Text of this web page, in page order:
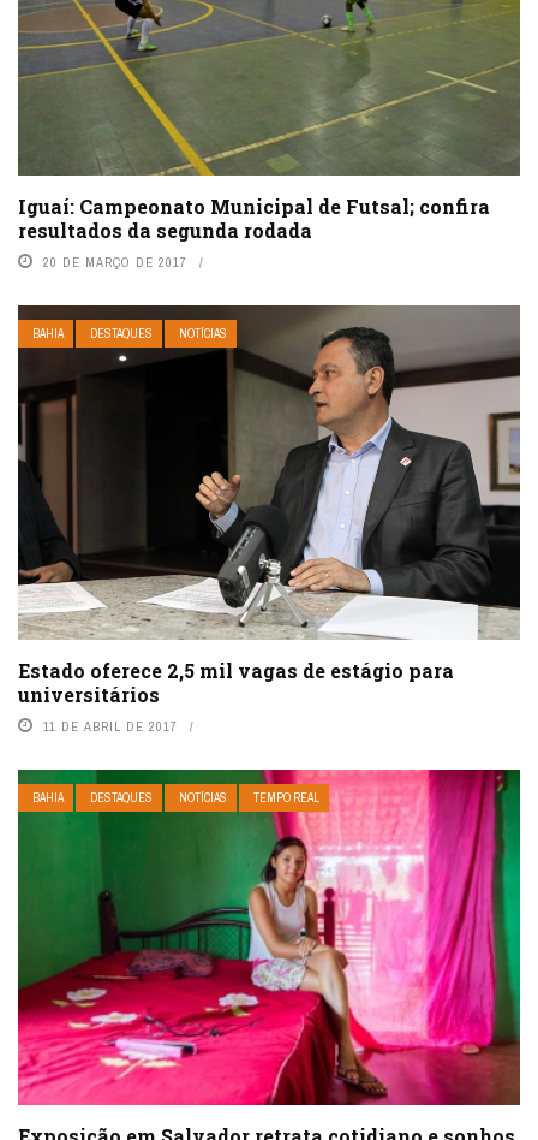
Iguaí: Campeonato Municipal de Futsal; confira
resultados da segunda rodada
20 DE MARÇO DE 2017
BAHIA DESTAQUES NOTÍCIAS
Estado oferece 2,5 mil vagas de estágio para
universitários
11 DE ABRIL DE 2017
BAHIA DESTAQUES NOTÍCIAS TEMPO REAL